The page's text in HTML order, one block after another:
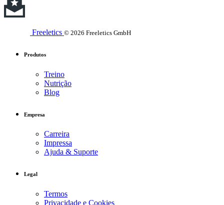
Freeletics © 2026 Freeletics GmbH
Produtos
Treino
Nutrição
Blog
Empresa
Carreira
Impressa
Ajuda & Suporte
Legal
Termos
Privacidade e Cookies